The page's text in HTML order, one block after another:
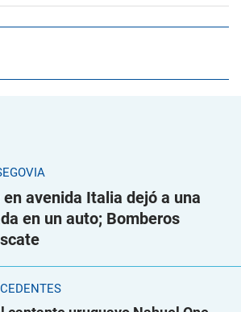
avenida Italia dejó a una
en un auto; Bomberos